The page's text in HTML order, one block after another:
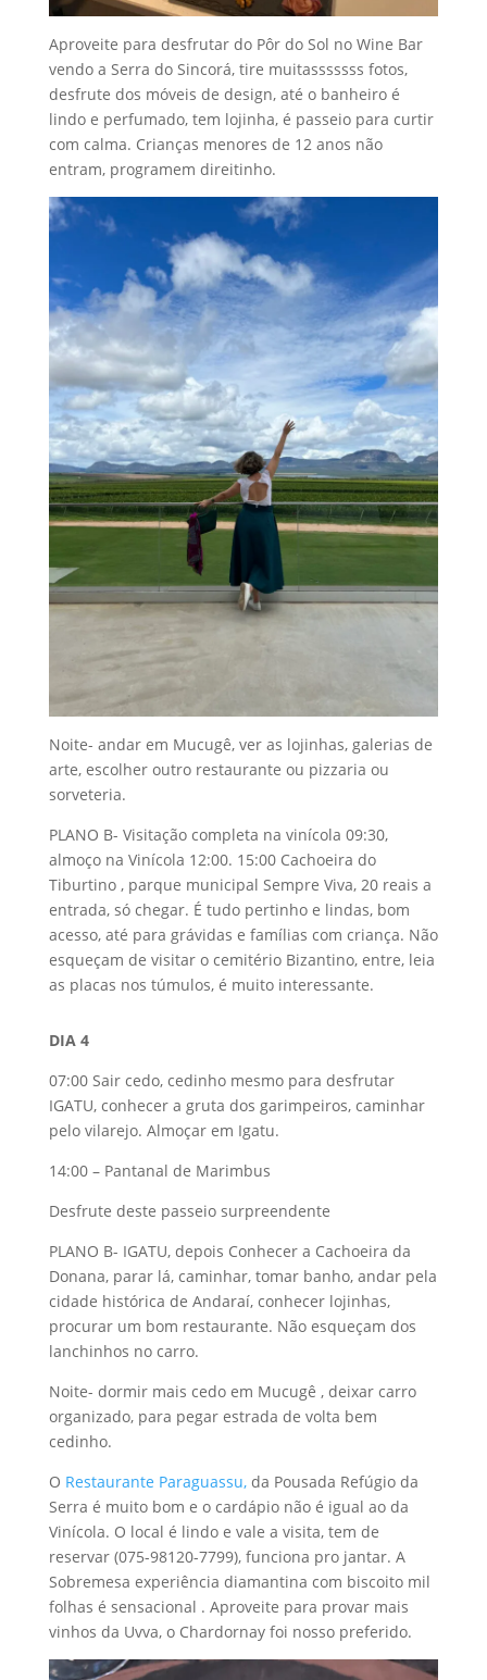
Aproveite para desfrutar do Pôr do Sol no Wine Bar
vendo a Serra do Sincorá, tire muitasssssss fotos,
desfrute dos móveis de design, até o banheiro é
lindo e perfumado, tem lojinha, é passeio para curtir
com calma. Crianças menores de 12 anos não
entram, programem direitinho.
Noite- andar em Mucugê, ver as lojinhas, galerias de
arte, escolher outro restaurante ou pizzaria ou
sorveteria.
PLANO B- Visitação completa na vinícola 09:30,
almoço na Vinícola 12:00. 15:00 Cachoeira do
Tiburtino , parque municipal Sempre Viva, 20 reais a
entrada, só chegar. É tudo pertinho e lindas, bom
acesso, até para grávidas e famílias com criança. Não
esqueçam de visitar o cemitério Bizantino, entre, leia
as placas nos túmulos, é muito interessante.
DIA 4
07:00 Sair cedo, cedinho mesmo para desfrutar
IGATU, conhecer a gruta dos garimpeiros, caminhar
pelo vilarejo. Almoçar em Igatu.
14:00 – Pantanal de Marimbus
Desfrute deste passeio surpreendente
PLANO B- IGATU, depois Conhecer a Cachoeira da
Donana, parar lá, caminhar, tomar banho, andar pela
cidade histórica de Andaraí, conhecer lojinhas,
procurar um bom restaurante. Não esqueçam dos
lanchinhos no carro.
Noite- dormir mais cedo em Mucugê , deixar carro
organizado, para pegar estrada de volta bem
cedinho.
O Restaurante Paraguassu,da Pousada Refúgio da
Serra é muito bom e o cardápio não é igual ao da
Vinícola. O local é lindo e vale a visita, tem de
reservar (075-98120-7799), funciona pro jantar. A
Sobremesa experiência diamantina com biscoito mil
folhas é sensacional . Aproveite para provar mais
vinhos da Uvva, o Chardornay foi nosso preferido.